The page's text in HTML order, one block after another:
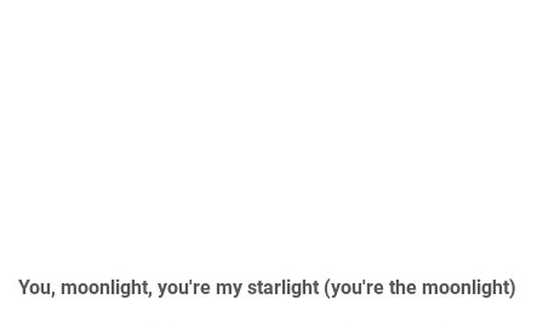
You, moonlight, you're my starlight (you're the moonlight)